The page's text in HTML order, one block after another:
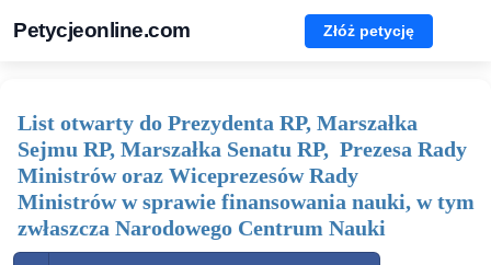
Petycjeonline.com Złóż petycję
List otwarty do Prezydenta RP, Marszałka
Sejmu RP, Marszałka Senatu RP, Prezesa Rady
Ministrów oraz Wiceprezesów Rady
Ministrów w sprawie finansowania nauki, w tym
zwłaszcza Narodowego Centrum Nauki